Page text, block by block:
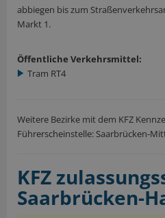
abbiegen bis zum
Markt 1.
Öffentliche Verkehrsmittel:
Tram RT4
Weitere Bezirke mit dem KFZ
Führerscheinstelle: Saarbrücken-
KFZ
Saarbrücken-